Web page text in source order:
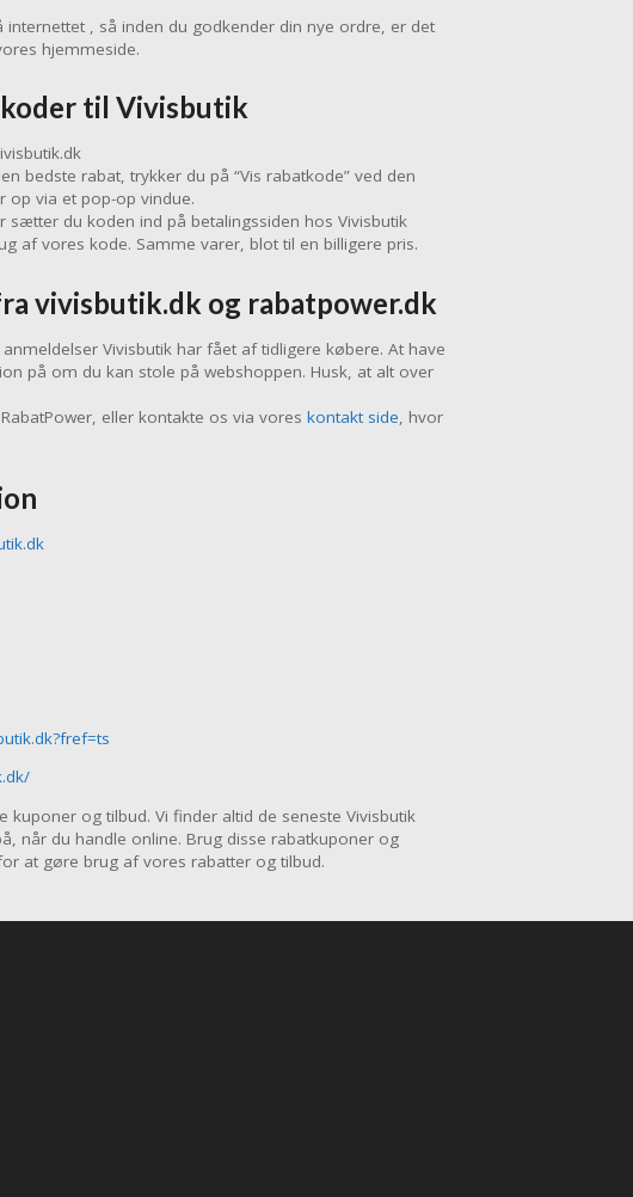
, så inden du godkender din nye ordre, er det
hjemmeside.
til Vivisbutik
bedste rabat, trykker du på “Vis rabatkode” ved den
op via et pop-op vindue.
du koden ind på betalingssiden hos Vivisbutik
af vores kode. Samme varer, blot til en billigere pris.
vivisbutik.dk og rabatpower.dk
Vivisbutik har fået af tidligere købere. At have
på om du kan stole på webshoppen. Husk, at alt over
eller kontakte os via vores kontakt side, hvor
og tilbud. Vi finder altid de seneste Vivisbutik
når du handle online. Brug disse rabatkuponer og
at gøre brug af vores rabatter og tilbud.